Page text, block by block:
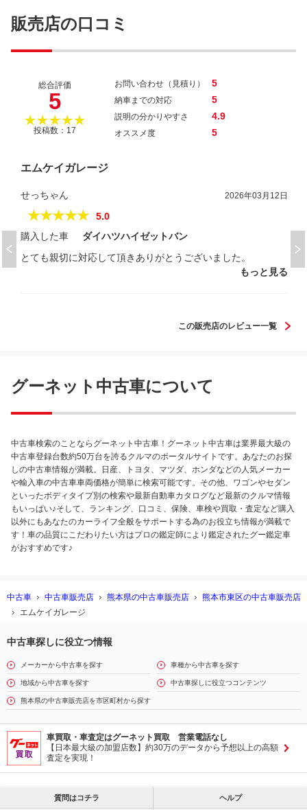
販売店の口コミ
総合評価
5
★★★★★
投稿数：17
お問い合わせ（見積り） 5
納車までの対応 5
説明の分かりやすさ 4.9
オススメ度 5
エムケイガレージ
せっちゃん 2026年03月12日
★★★★★
5.0
購入した車
ダイハツハイゼットバン
とても親切に対応して頂きありがとうございました。
もっと見る
この販売店のレビュー一覧
グーネット中古車について
中古車検索のことならグーネット中古車！グーネット中古車は業界最大級の
中古車登録台数約50万台を誇るクルマのポータルサイトです。あなたのお探
しの中古車情報が満載。日産、トヨタ、マツダ、ホンダなどの人気メーカー
や輸入車の中古車車両価格が簡単に検索可能です。その他、ワゴンやセダン
といったボディタイプ別の検索や最新自動車カタログなど最新のクルマ情報
もいっぱい♪そして、ランキング、口コミ、保険、車検や買取・査定など購入
以外にもあなたのカーライフ全般をサポートする為のお役立ち情報が満載で
す！車の品質にこだわりたい方はプロの鑑定師により鑑定されたグー鑑定車
がおすすめです♪
中古車 中古車販売店 熊本県の中古車販売店
熊本市東区の中古車販売店
エムケイガレージ
中古車探しに役立つ情報
メーカーから中古車を探す 車種から中古車を探す
地域から中古車を探す 中古車探しに役立つコンテンツ
熊本県の中古車販売店を市区町村から探す
車買取・車査定はグーネット買取 営業電話なし
【日本最大級の加盟店数】約30万のデータから予想以上の高額
査定を実現！
質問はコチラ ヘルプ